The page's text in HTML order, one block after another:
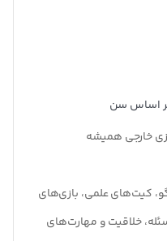
بر اساس سن
خارجی همیشه
کیت‌های علمی، بازی‌های
خلاقیت و مهارت‌های